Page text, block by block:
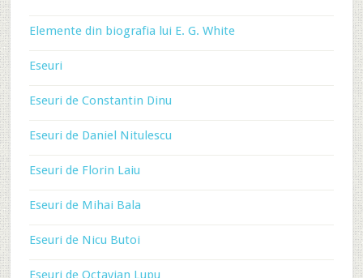
Elemente din biografia lui E. G. White
Eseuri
Eseuri de Constantin Dinu
Eseuri de Daniel Nitulescu
Eseuri de Florin Laiu
Eseuri de Mihai Bala
Eseuri de Nicu Butoi
Eseuri de Octavian Lupu